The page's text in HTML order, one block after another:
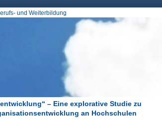
und Weiterbildung
– Eine explorative Studie zu
an Hochschulen